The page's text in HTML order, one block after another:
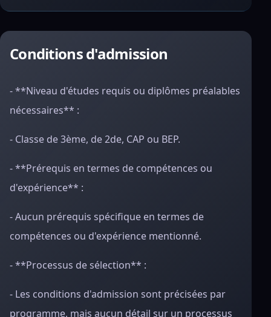
Conditions d'admission
- **Niveau d'études requis ou diplômes préalables
nécessaires** :
- Classe de 3ème, de 2de, CAP ou BEP.
- **Prérequis en termes de compétences ou
d'expérience** :
- Aucun prérequis spécifique en termes de
compétences ou d'expérience mentionné.
- **Processus de sélection** :
- Les conditions d'admission sont précisées par
programme, mais aucun détail sur un processus